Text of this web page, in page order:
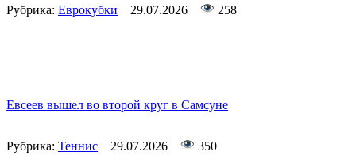
Рубрика: Еврокубки 29.07.2026 258
Евсеев вышел во второй круг в Самсуне
Рубрика: Теннис 29.07.2026 350